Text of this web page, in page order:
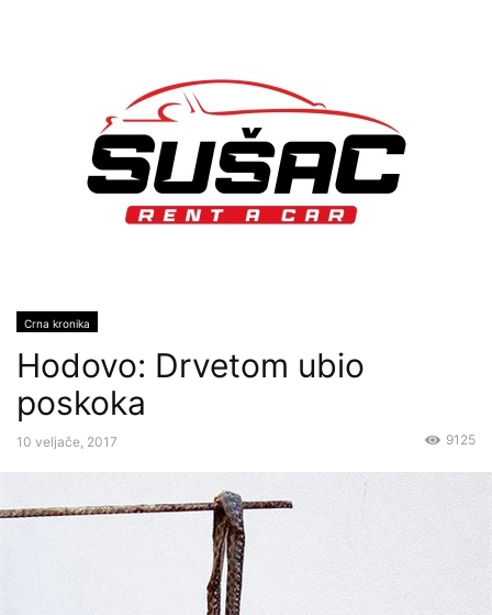
Crna kronika
Hodovo: Drvetom ubio
poskoka
10 veljače, 2017 9125